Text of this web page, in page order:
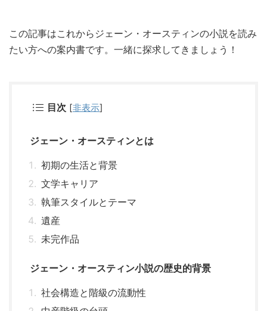
この記事はこれからジェーン・オースティンの小説を読み
たい方への案内書です。一緒に探求してきましょう！
目次 [非表示]
ジェーン・オースティンとは
初期の生活と背景
文学キャリア
執筆スタイルとテーマ
遺産
未完作品
ジェーン・オースティン小説の歴史的背景
社会構造と階級の流動性